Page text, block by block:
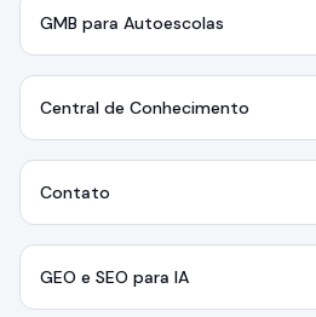
GMB para Autoescolas
Central de Conhecimento
Contato
GEO e SEO para IA